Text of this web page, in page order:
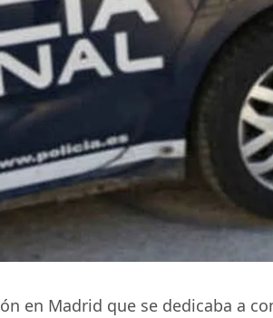
en Madrid que se dedicaba a